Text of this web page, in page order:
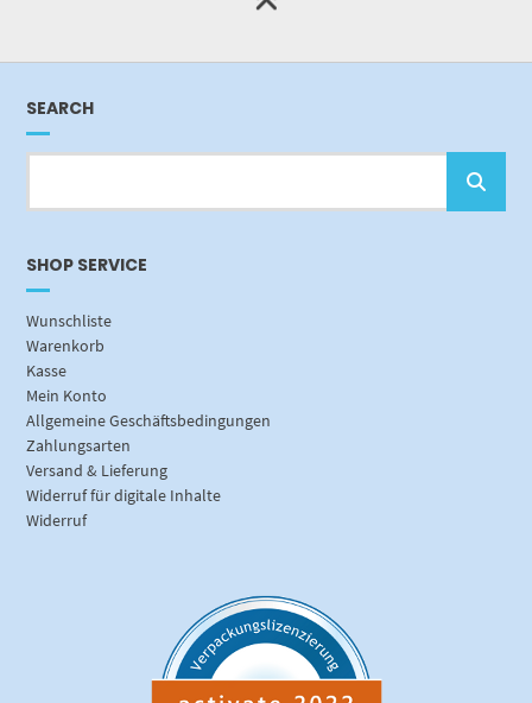
SEARCH
SHOP SERVICE
Wunschliste
Warenkorb
Kasse
Mein Konto
Allgemeine Geschäftsbedingungen
Zahlungsarten
Versand & Lieferung
Widerruf für digitale Inhalte
Widerruf